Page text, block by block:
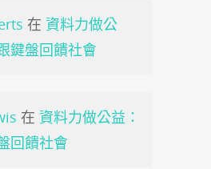
在 資料力做公
鍵盤回饋社會
在 資料力做公益：
回饋社會